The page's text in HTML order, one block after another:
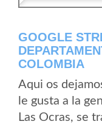
GOOGLE
COLOMBIA
Aqui os
le gusta a la
Las Ocras, se